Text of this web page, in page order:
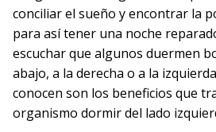
conciliar el sueño y encontrar la
para así tener una noche
escuchar que algunos duermen
abajo, a la derecha o a la
conocen son los beneficios que
organismo dormir del lado